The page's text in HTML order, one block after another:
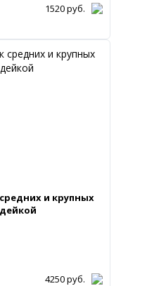
1520руб.
и крупных
4250руб.